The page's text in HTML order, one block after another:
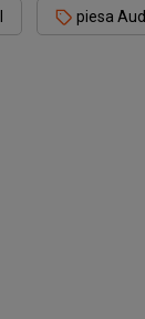
piesa Aud